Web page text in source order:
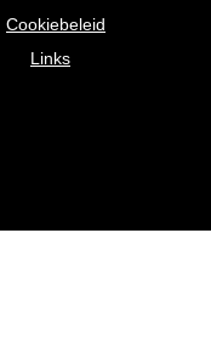
Cookiebeleid
Links